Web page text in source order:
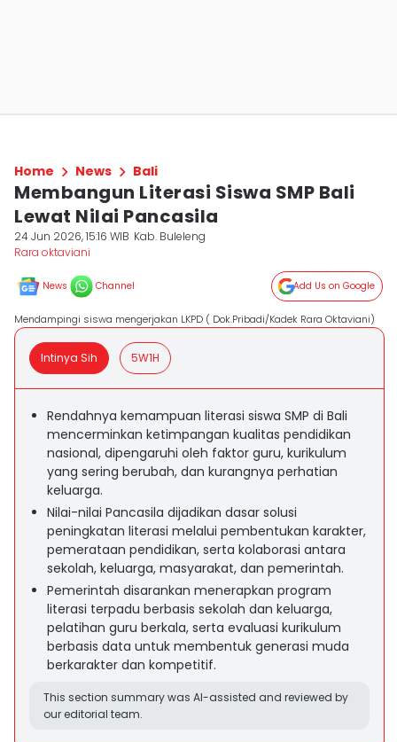
Home News Bali
Membangun Literasi Siswa SMP Bali
Lewat Nilai Pancasila
24 Jun 2026, 15:16 WIB Kab. Buleleng
Rara oktaviani
News Channel Add Us on Google
Mendampingi siswa mengerjakan LKPD ( Dok.Pribadi/Kadek Rara Oktaviani)
Intinya Sih 5W1H
Rendahnya kemampuan literasi siswa SMP di Bali
mencerminkan ketimpangan kualitas pendidikan
nasional, dipengaruhi oleh faktor guru, kurikulum
yang sering berubah, dan kurangnya perhatian
keluarga.
Nilai-nilai Pancasila dijadikan dasar solusi
peningkatan literasi melalui pembentukan karakter,
pemerataan pendidikan, serta kolaborasi antara
sekolah, keluarga, masyarakat, dan pemerintah.
Pemerintah disarankan menerapkan program
literasi terpadu berbasis sekolah dan keluarga,
pelatihan guru berkala, serta evaluasi kurikulum
berbasis data untuk membentuk generasi muda
berkarakter dan kompetitif.
This section summary was AI-assisted and reviewed by
our editorial team.